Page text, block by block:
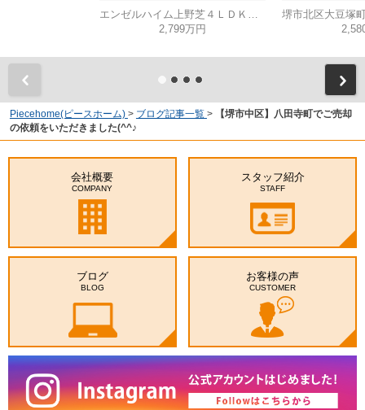
2,799万円
Piecehome(ピースホーム) > ブログ記事一覧 >
【堺市中区】八田寺町でご売却
の依頼をいただきました(^^♪
会社概要
COMPANY
スタッフ紹介
STAFF
ブログ
BLOG
お客様の声
CUSTOMER